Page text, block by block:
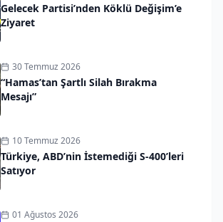
Gelecek Partisi’nden Köklü Değişim’e
Ziyaret
30 Temmuz 2026
“Hamas’tan Şartlı Silah Bırakma
Mesajı”
10 Temmuz 2026
Türkiye, ABD’nin İstemediği S-400’leri
Satıyor
01 Ağustos 2026